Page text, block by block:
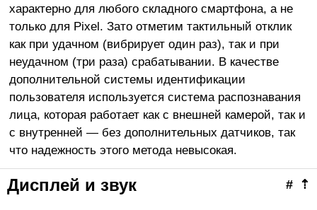
характерно для любого складного смартфона, а не
только для Pixel. Зато отметим тактильный отклик
как при удачном (вибрирует один раз), так и при
неудачном (три раза) срабатывании. В качестве
дополнительной системы идентификации
пользователя используется система распознавания
лица, которая работает как с внешней камерой, так и
с внутренней — без дополнительных датчиков, так
что надежность этого метода невысокая.
⇡
#
Дисплей и звук